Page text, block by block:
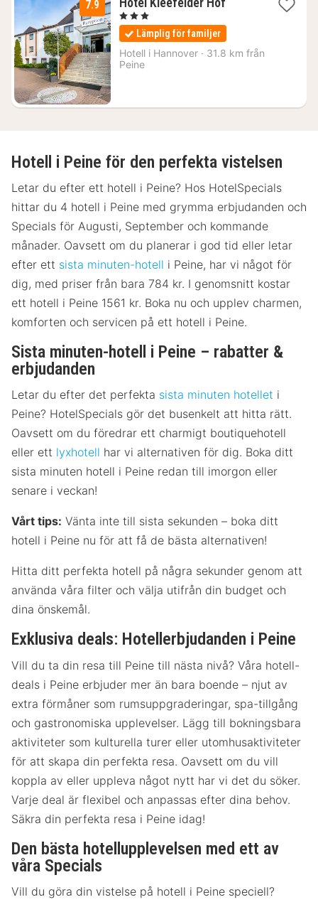
7.9
från
1053
kr.
, 3 Stjärnor
Lämplig för familjer
Hotell i Hannover · 31.8 km från
Peine
Hotell i Peine för den perfekta vistelsen
Letar du efter ett hotell i Peine? Hos HotelSpecials
hittar du 4 hotell i Peine med grymma erbjudanden och
Specials för Augusti, September och kommande
månader. Oavsett om du planerar i god tid eller letar
efter ett sista minuten-hotell i Peine, har vi något för
dig, med priser från bara 784 kr. I genomsnitt kostar
ett hotell i Peine 1561 kr. Boka nu och upplev charmen,
komforten och servicen på ett hotell i Peine.
Sista minuten-hotell i Peine – rabatter &
erbjudanden
Letar du efter det perfekta sista minuten hotellet i
Peine? HotelSpecials gör det busenkelt att hitta rätt.
Oavsett om du föredrar ett charmigt boutiquehotell
eller ett lyxhotell har vi alternativen för dig. Boka ditt
sista minuten hotell i Peine redan till imorgon eller
senare i veckan!
Vårt tips: Vänta inte till sista sekunden – boka ditt
hotell i Peine nu för att få de bästa alternativen!
Hitta ditt perfekta hotell på några sekunder genom att
använda våra filter och välja utifrån din budget och
dina önskemål.
Exklusiva deals: Hotellerbjudanden i Peine
Vill du ta din resa till Peine till nästa nivå? Våra hotell-
deals i Peine erbjuder mer än bara boende – njut av
extra förmåner som rumsuppgraderingar, spa-tillgång
och gastronomiska upplevelser. Lägg till bokningsbara
aktiviteter som kulturella turer eller utomhusaktiviteter
för att skapa din perfekta resa. Oavsett om du vill
koppla av eller uppleva något nytt har vi det du söker.
Varje deal är flexibel och anpassas efter dina behov.
Säkra din perfekta resa i Peine idag!
Den bästa hotellupplevelsen med ett av
våra Specials
Vill du göra din vistelse på hotell i Peine speciell?